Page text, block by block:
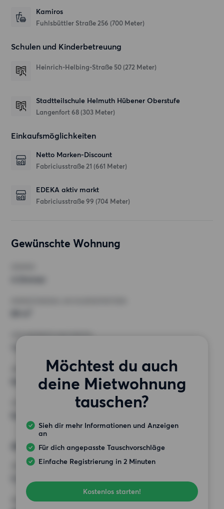
Kamiros
Fuhlsbüttler Straße 256 (700 Meter)
Schulen und Kinderbetreuung
Heinrich-Helbing-Straße 50 (272 Meter)
Stadtteilschule Helmuth Hübener Oberstufe
Langenfort 68 (303 Meter)
Einkaufsmöglichkeiten
Netto Marken-Discount
Fabriciusstraße 21 (661 Meter)
EDEKA aktiv markt
Fabriciusstraße 99 (704 Meter)
Gewünschte Wohnung
Möchtest du auch
deine Mietwohnung
tauschen?
Sieh dir mehr Informationen und Anzeigen
an
Für dich angepasste Tauschvorschläge
Einfache Registrierung in 2 Minuten
Kostenlos starten!
HÖCHSTMIETE (KALTMIETE)
ANFORDERUNGEN
Keine besonderen Anforderungen
SONSTIGE PRÄFERENZEN
Alternative Wünsche
ZIMMER
MINDESTANZAHL AN QUADRATMETERN